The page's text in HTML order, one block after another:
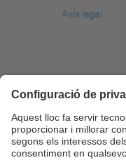
Avís legal